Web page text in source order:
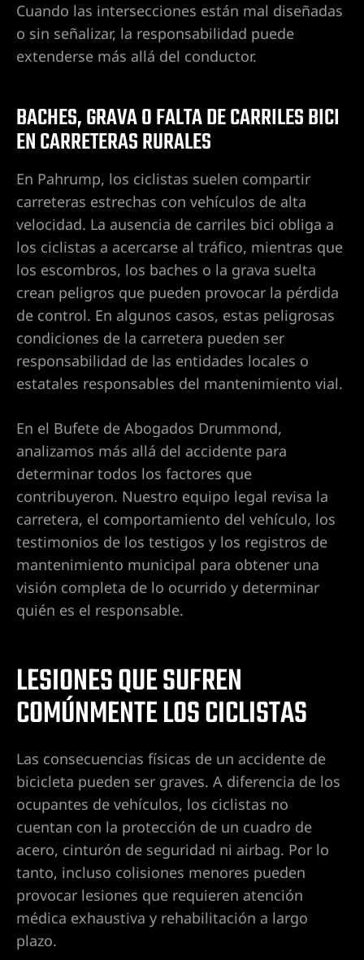
Cuando las intersecciones están mal diseñadas
o sin señalizar, la responsabilidad puede
extenderse más allá del conductor.
BACHES, GRAVA O FALTA DE CARRILES BICI
EN CARRETERAS RURALES
En Pahrump, los ciclistas suelen compartir
carreteras estrechas con vehículos de alta
velocidad. La ausencia de carriles bici obliga a
los ciclistas a acercarse al tráfico, mientras que
los escombros, los baches o la grava suelta
crean peligros que pueden provocar la pérdida
de control. En algunos casos, estas peligrosas
condiciones de la carretera pueden ser
responsabilidad de las entidades locales o
estatales responsables del mantenimiento vial.
En el Bufete de Abogados Drummond,
analizamos más allá del accidente para
determinar todos los factores que
contribuyeron. Nuestro equipo legal revisa la
carretera, el comportamiento del vehículo, los
testimonios de los testigos y los registros de
mantenimiento municipal para obtener una
visión completa de lo ocurrido y determinar
quién es el responsable.
LESIONES QUE SUFREN
COMÚNMENTE LOS CICLISTAS
Las consecuencias físicas de un accidente de
bicicleta pueden ser graves. A diferencia de los
ocupantes de vehículos, los ciclistas no
cuentan con la protección de un cuadro de
acero, cinturón de seguridad ni airbag. Por lo
tanto, incluso colisiones menores pueden
provocar lesiones que requieren atención
médica exhaustiva y rehabilitación a largo
plazo.
|
de
Las
por
de
de